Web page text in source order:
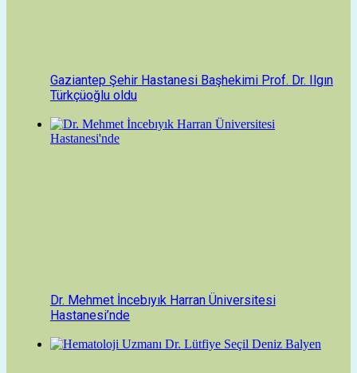
Gaziantep Şehir Hastanesi Başhekimi Prof. Dr. Ilgın
Türkçüoğlu oldu
Dr. Mehmet İncebıyık Harran Üniversitesi
Hastanesi’nde